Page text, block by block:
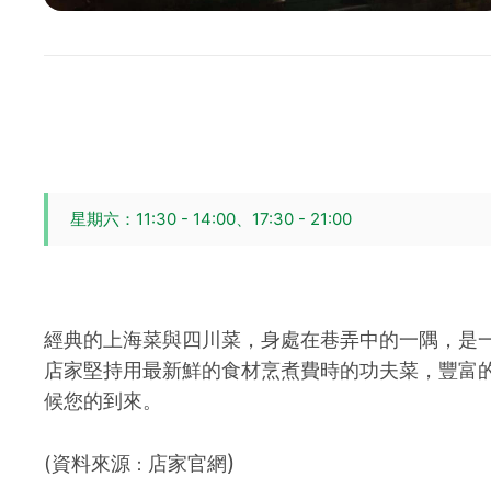
星期六：11:30 - 14:00、17:30 - 21:00
經典的上海菜與四川菜，身處在巷弄中的一隅，是
店家堅持用最新鮮的食材烹煮費時的功夫菜，豐
候您的到來。
(資料來源 ： 店家官網)